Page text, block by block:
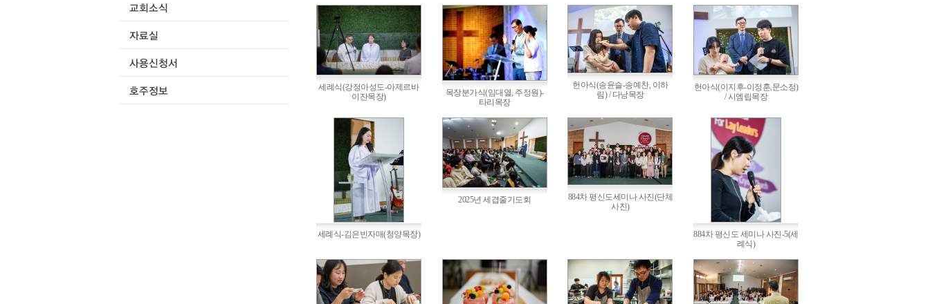
세례식(강정아성도-아제르바
이잔목장)
목장분가식(임대열, 주정원)-
타리목장
헌아식(송윤슬-송예찬, 이하
림) / 다낭목장
헌아식(이지후-이정훈,문소정)
/ 시엠립목장
세례식-김은빈자매(청양목장)
2025년 세겹줄기도회
884차 평신도세미나 사진(단체
사진)
884차 평신도 세미나 사진-5(세
례식)